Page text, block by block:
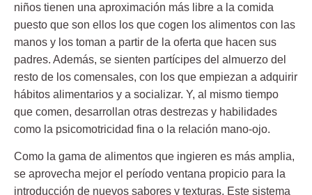
niños tienen una aproximación más libre a la comida
puesto que son ellos los que cogen los alimentos con las
manos y los toman a partir de la oferta que hacen sus
padres. Además, se sienten partícipes del almuerzo del
resto de los comensales, con los que empiezan a adquirir
hábitos alimentarios y a socializar. Y, al mismo tiempo
que comen, desarrollan otras destrezas y habilidades
como la psicomotricidad fina o la relación mano-ojo.
Como la gama de alimentos que ingieren es más amplia,
se aprovecha mejor el período ventana propicio para la
introducción de nuevos sabores y texturas. Este sistema